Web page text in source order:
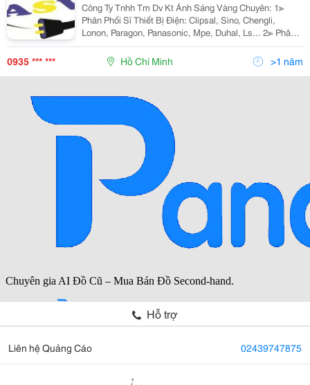
Công Ty Tnhh Tm Dv Kt Ánh Sáng Vàng Chuyên: 1≫
Phân Phối Sỉ Thiết Bị Điện: Clipsal, Sino, Chengli,
Lonon, Paragon, Panasonic, Mpe, Duhal, Ls... 2≫ Phân
Phối Đèn Chiếu Sáng Nội Ngoại Thất: Nét Việt, Euro,
Sano, Quốc Ngọc, 168 Lighting, Kim Lo
0935 *** *** Hồ Chí Minh >1 năm
Hỗ trợ
Liên hệ Quảng Cáo 02439747875